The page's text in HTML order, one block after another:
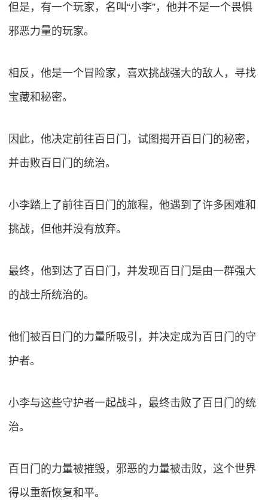
但是，有一个玩家，名叫“小李”，他并不是一个畏惧
邪恶力量的玩家。
相反，他是一个冒险家，喜欢挑战强大的敌人，寻找
宝藏和秘密。
因此，他决定前往百日门，试图揭开百日门的秘密，
并击败百日门的统治。
小李踏上了前往百日门的旅程，他遇到了许多困难和
挑战，但他并没有放弃。
最终，他到达了百日门，并发现百日门是由一群强大
的战士所统治的。
他们被百日门的力量所吸引，并决定成为百日门的守
护者。
小李与这些守护者一起战斗，最终击败了百日门的统
治。
百日门的力量被摧毁，邪恶的力量被击败，这个世界
得以重新恢复和平。